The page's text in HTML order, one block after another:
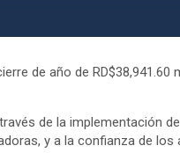
de año de
de la implementación
y a la confianza de